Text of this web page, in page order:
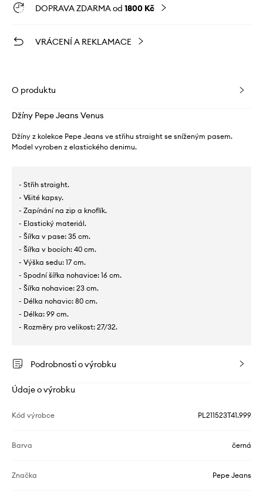
DOPRAVA ZDARMA od 1800 Kč
VRÁCENÍ A REKLAMACE
O produktu
Džíny Pepe Jeans Venus
Džíny z kolekce Pepe Jeans ve střihu straight se sníženým pasem.
Model vyroben z elastického denimu.
- Střih straight.
- Všité kapsy.
- Zapínání na zip a knoflík.
- Elastický materiál.
- Šířka v pase: 35 cm.
- Šířka v bocích: 40 cm.
- Výška sedu: 17 cm.
- Spodní šířka nohavice: 16 cm.
- Šířka nohavice: 23 cm.
- Délka nohavic: 80 cm.
- Délka: 99 cm.
- Rozměry pro velikost: 27/32.
Podrobnosti o výrobku
Údaje o výrobku
Kód výrobce PL211523T41.999
Barva černá
Značka Pepe Jeans